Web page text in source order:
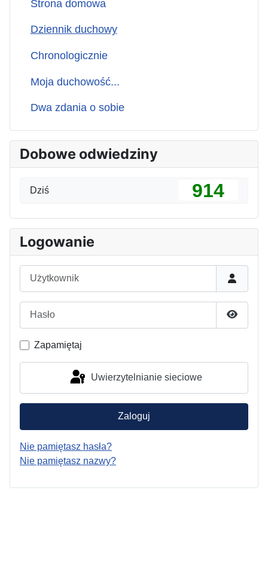
Strona domowa
Dziennik duchowy
Chronologicznie
Moja duchowość...
Dwa zdania o sobie
Dobowe odwiedziny
Dziś 914
Logowanie
Pokaż
Zapamiętaj
Uwierzytelnianie sieciowe
Zaloguj
Nie pamiętasz hasła?
Nie pamiętasz nazwy?